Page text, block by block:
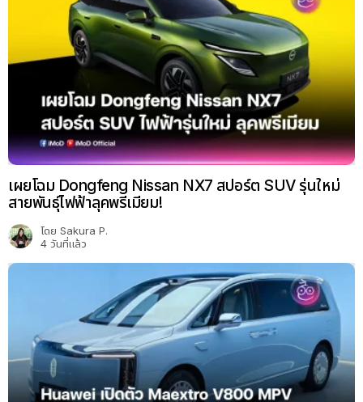
เผยโฉม Dongfeng Nissan NX7 สปอร์ต SUV รุ่นใหม่
สายพันธุ์ไฟฟ้าลุคพรีเมียม!
โดย Sakura P.
4 วันที่แล้ว